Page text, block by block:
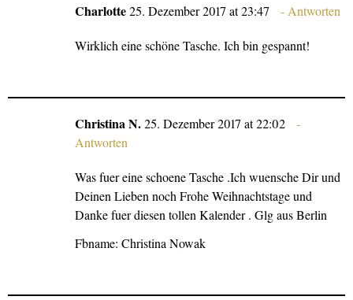
Charlotte25. Dezember 2017 at 23:47 Antworten
Wirklich eine schöne Tasche. Ich bin gespannt!
Christina N.25. Dezember 2017 at 22:02
Antworten
Was fuer eine schoene Tasche .Ich wuensche Dir und
Deinen Lieben noch Frohe Weihnachtstage und
Danke fuer diesen tollen Kalender . Glg aus Berlin
Fbname: Christina Nowak